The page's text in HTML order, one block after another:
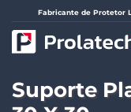
Fabricante de Protetor
Suporte